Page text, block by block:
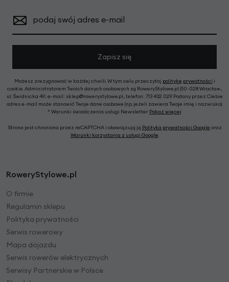
podaj swój adres e-mail
Zapisz się
Możesz zrezygnować w każdej chwili. W tym celu przeczytaj politykę prywatności i
cookie. Administratorem Twoich danych osobowych są RoweryStylowe.pl (50-028 Wrocław,
ul. Świdnicka 49; e-mail: sklep@rowerystylowe.pl, telefon: 713 432 029. Podany przez Ciebie
adres e-mail może stanowić Twoje dane osobowe (np. jeżeli zawiera Twoje imię i nazwisko).
* Warunki świadczenia usługi Newsletter Pokaż więcej
Strona jest chroniona przez reCAPTCHA i obowiązują ją Polityka prywatności Google oraz
Warunki korzystania z usługi Google.
RoweryStylowe.pl
O firmie
Regulamin sklepu
Polityka prywatności
Serwis rowerowy
Mapa dojazdu
Serwis rowerów elektrycznych
Serwisy Partnerskie w Polsce